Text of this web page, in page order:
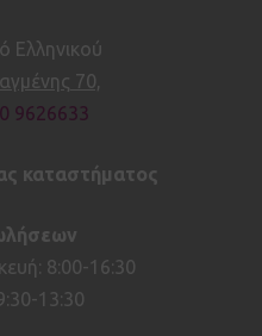
Ελληνικού
70,
9626633
καταστήματος
8:00-16:30
13:30